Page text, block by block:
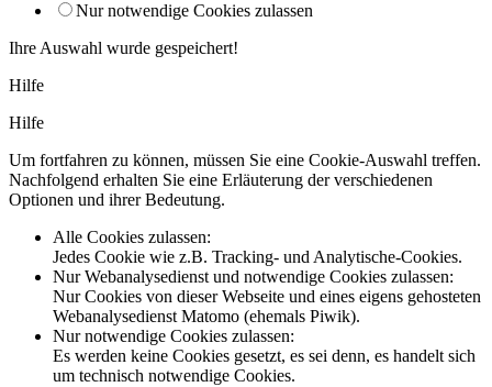
Nur notwendige Cookies zulassen
Ihre Auswahl wurde gespeichert!
Hilfe
Hilfe
Um fortfahren zu können, müssen Sie eine Cookie-Auswahl treffen.
Nachfolgend erhalten Sie eine Erläuterung der verschiedenen
Optionen und ihrer Bedeutung.
Alle Cookies zulassen:
Jedes Cookie wie z.B. Tracking- und Analytische-Cookies.
Nur Webanalysedienst und notwendige Cookies zulassen:
Nur Cookies von dieser Webseite und eines eigens gehosteten
Webanalysedienst Matomo (ehemals Piwik).
Nur notwendige Cookies zulassen:
Es werden keine Cookies gesetzt, es sei denn, es handelt sich
um technisch notwendige Cookies.